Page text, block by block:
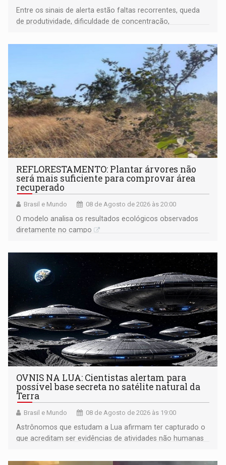
Entre os sinais de alerta estão faltas recorrentes, queda
de produtividade, dificuldade de concentração,
REFLORESTAMENTO: Plantar árvores não
será mais suficiente para comprovar área
recuperado
Brasil e Mundo 08 de Agosto de 2026 às 20:00
O modelo analisa os resultados ecológicos observados
diretamente no campo
OVNIS NA LUA: Cientistas alertam para
possível base secreta no satélite natural da
Terra
Brasil e Mundo 08 de Agosto de 2026 às 19:00
Astrônomos que estudam a Lua afirmam ter capturado o
que acreditam ser evidências de atividades não humanas
órbita